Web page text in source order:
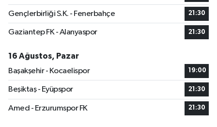
Gençlerbirliği S.K. - Fenerbahçe 21:30
Gaziantep FK - Alanyaspor 21:30
16 Ağustos, Pazar
Başakşehir - Kocaelispor
19:00
Beşiktaş - Eyüpspor 21:30
Amed - Erzurumspor FK 21:30